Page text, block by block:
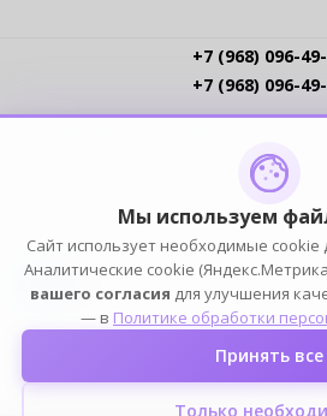
+7 (968) 096-
+7 (968) 096-
Политика
2004-2026 © ELIA — ИП Елин К.Н. (ОГРНИП
магазин домашней одежды, белья, обуви и аксессуаров.
Мы используем
Сайт использует необходимые cookie
Аналитические cookie
вашего согласия для улучшения
— в Политике обработки
Принять все
Только